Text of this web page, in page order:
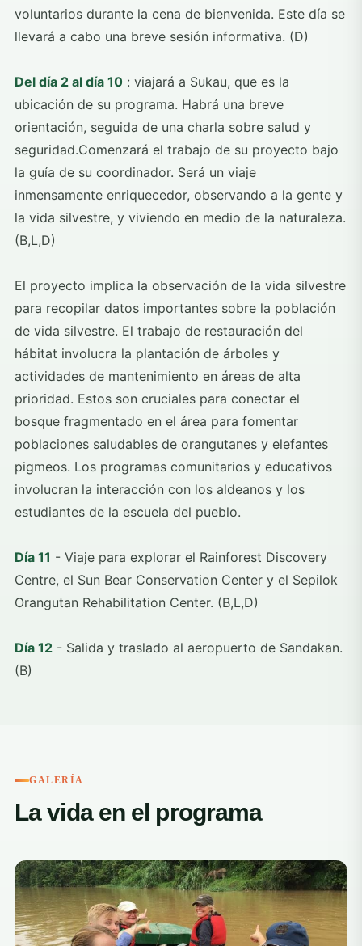
voluntarios durante la cena de bienvenida. Este día se
llevará a cabo una breve sesión informativa. (D)
Del día 2 al día 10 : viajará a Sukau, que es la
ubicación de su programa. Habrá una breve
orientación, seguida de una charla sobre salud y
seguridad.Comenzará el trabajo de su proyecto bajo
la guía de su coordinador. Será un viaje
inmensamente enriquecedor, observando a la gente y
la vida silvestre, y viviendo en medio de la naturaleza.
(B,L,D)
El proyecto implica la observación de la vida silvestre
para recopilar datos importantes sobre la población
de vida silvestre. El trabajo de restauración del
hábitat involucra la plantación de árboles y
actividades de mantenimiento en áreas de alta
prioridad. Estos son cruciales para conectar el
bosque fragmentado en el área para fomentar
poblaciones saludables de orangutanes y elefantes
pigmeos. Los programas comunitarios y educativos
involucran la interacción con los aldeanos y los
estudiantes de la escuela del pueblo.
Día 11 - Viaje para explorar el Rainforest Discovery
Centre, el Sun Bear Conservation Center y el Sepilok
Orangutan Rehabilitation Center. (B,L,D)
Día 12 - Salida y traslado al aeropuerto de Sandakan.
(B)
GALERÍA
La vida en el programa